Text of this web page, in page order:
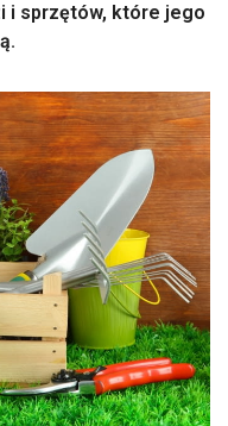
i sprzętów, które jego